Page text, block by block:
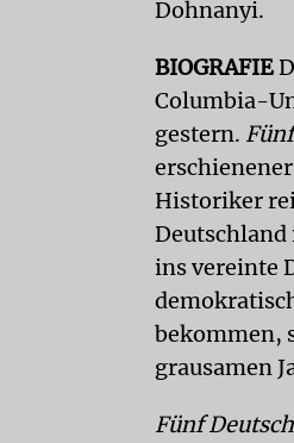
Dohnanyi.
BIOGRAFIE
Columbia-
gestern.
Historiker
ins vereinte
bekommen,
grausamen
Fünf